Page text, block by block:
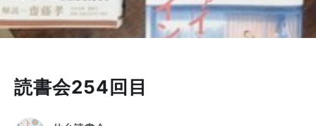
読書会254回目